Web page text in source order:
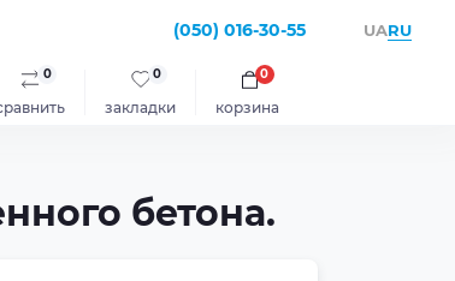
(050) 016-30-55 UARU
0
закладки
0
корзина
0
бетона.